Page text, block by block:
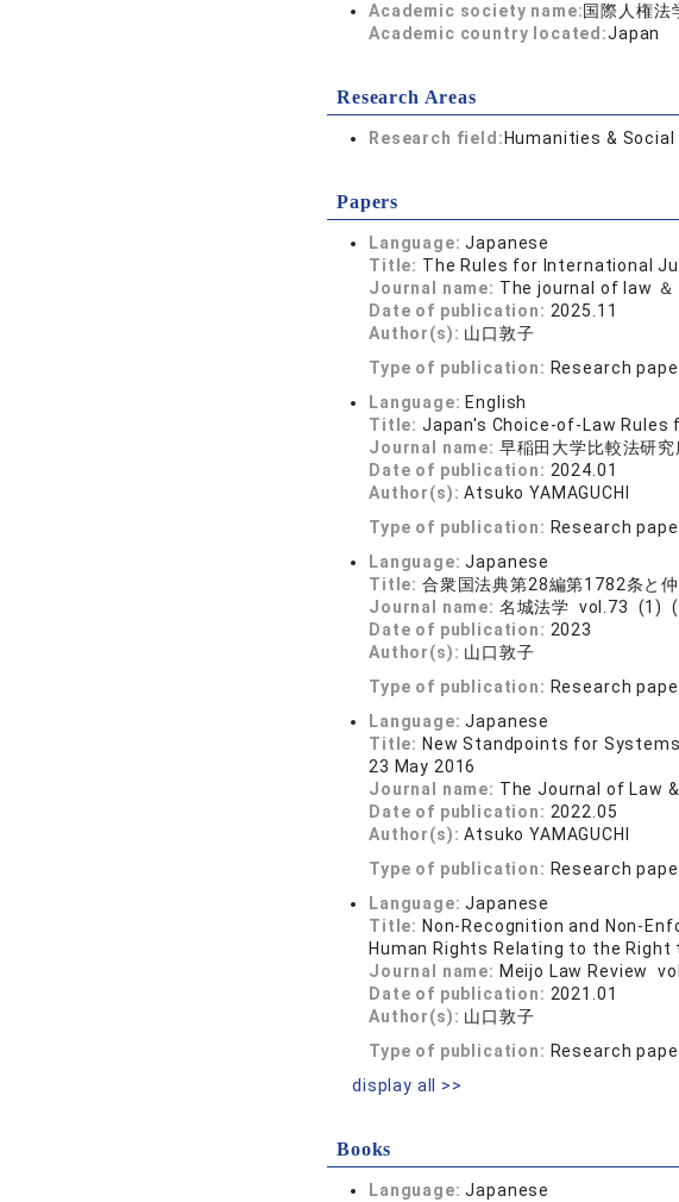
Academic society name:国際人権法
Academic country located:Japan
Research Areas
Research field: Humanities &
Papers
Language:Japanese
Title: The Rules for International
Journal name: The journal of law
Date of publication: 2025.11
Author(s): 山口敦子
Type of publication: Research
Language: English
Title: Japan's Choice-of-Law
Journal name: 早稲田大学比較法研
Date of publication: 2024.01
Author(s):Atsuko YAMAGUCHI
Type of publication: Research
Language:Japanese
Title: 合衆国法典第28編第1782条と
Journal name: 名城法学 vol.73 (1)
Date of publication: 2023
Author(s): 山口敦子
Type of publication: Research
Language:Japanese
Title: New Standpoints for
23 May 2016
Journal name: The Journal of Law
Date of publication: 2022.05
Author(s):Atsuko YAMAGUCHI
Type of publication: Research
Language:Japanese
Title: Non-Recognition and Non-
Human Rights Relating to the Right
Journal name: Meijo Law Review
Date of publication: 2021.01
Author(s): 山口敦子
Type of publication: Research
display all >>
Books
Language:Japanese